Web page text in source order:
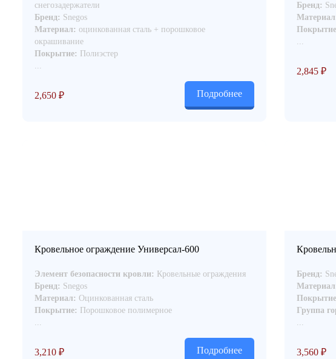
+7 (343) 247 2200
Заказать обратный звонок
снегозадержатели
Бренд: Snegos
Материал: оцинкованная сталь + порошковое
окрашивание
Покрытие: Полиэстер
...
2,650 ₽ Подробнее
Бренд:
...
2,845₽
Кровельное ограждение Универсал-600
Элемент безопасности кровли: Кровельные ограждения
Бренд: Snegos
Материал: Оцинкованная сталь
Покрытие: Порошковое полимерное
...
3,210 ₽ Подробнее
Бренд:
Группа
...
3,560₽